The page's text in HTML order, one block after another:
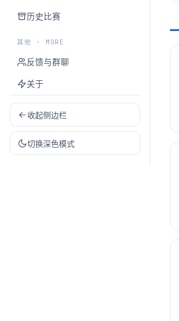
历史比赛
其他 · MORE
反馈与群聊
关于
收起侧边栏
切换深色模式